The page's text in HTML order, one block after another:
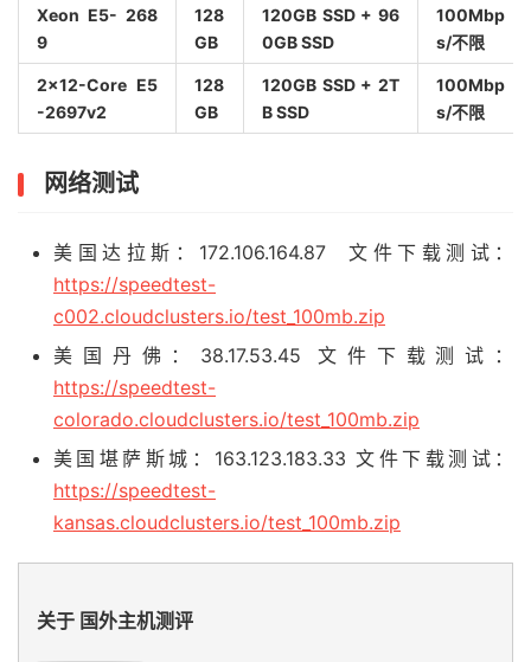
Xeon E5- 268
9
128
GB
120GB SSD + 96
0GB SSD
100Mbp
s/不限
2×12-Core E5
-2697v2
128
GB
120GB SSD + 2T
B SSD
100Mbp
s/不限
网络测试
美国达拉斯：172.106.164.87 文件下载测试：
https://speedtest-
c002.cloudclusters.io/test_100mb.zip
美国丹佛：38.17.53.45 文件下载测试：
https://speedtest-
colorado.cloudclusters.io/test_100mb.zip
美国堪萨斯城：163.123.183.33 文件下载测试：
https://speedtest-
kansas.cloudclusters.io/test_100mb.zip
关于 国外主机测评